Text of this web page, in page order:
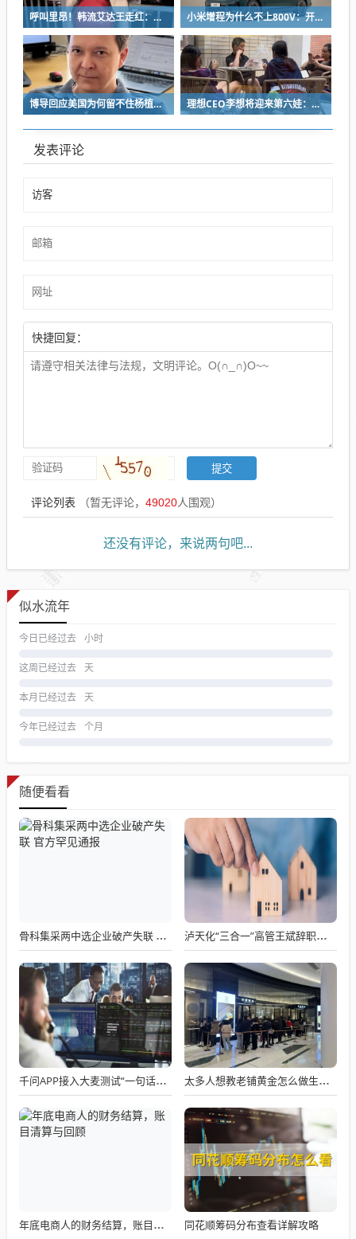
呼叫里昂！韩流艾达王走红：魅感十足 粉丝直接喊妈妈 小米增程为什么不上800V：开发时间和成本考虑
博导回应美国为何留不住杨植麟：他毅然拒绝苹果 选择回国创业 理想CEO李想将迎来第六娃：曾称不担心子女争遗产
发表评论
快捷回复：
评论列表 （暂无评论， 49020人围观）
还没有评论，来说两句吧...
似水流年
今日已经过去 小时
这周已经过去 天
本月已经过去 天
今年已经过去 个月
随便看看
骨科集采两中选企业破产失联 官方罕见通报 泸天化“三合一”高管王斌辞职：高管变动叠加财务、业绩双重压力，公司进入阶段性调整期
千问APP接入大麦测试“一句话买电影票” 太多人想教老铺黄金怎么做生意了
年底电商人的财务结算，账目清算与回顾 同花顺筹码分布查看详解攻略